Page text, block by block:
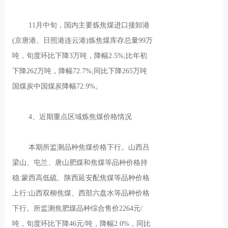
11月中旬，国内主要炼焦煤进口接卸港
(京唐港、日照港连云港)炼焦煤库存总量99万
吨，旬度环比下降3万吨，降幅2.5%;比年初
下降262万吨，降幅72.7%;同比下降265万吨
国煤炭中国煤炭降幅72.9%。
4、近期重点区域炼焦煤价格情况
本期所监测品种焦煤价格下行。山西吕
梁山、屯兰、唐山肥煤和焦煤等品种价格持
稳:蒙西高低硫、陕西延安配焦煤等品种价格
上行:山西双柳焦煤、西部六盘水等品种价格
下行。所监测焦肥煤品种综合售价2264元/
吨，旬度环比下降46元/吨，降幅2.0%，同比